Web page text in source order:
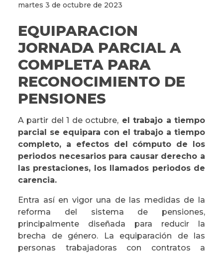
martes 3 de octubre de 2023
EQUIPARACION
JORNADA PARCIAL A
COMPLETA PARA
RECONOCIMIENTO DE
PENSIONES
A partir del 1 de octubre, el trabajo a tiempo
parcial se equipara con el trabajo a tiempo
completo, a efectos del cómputo de los
periodos necesarios para causar derecho a
las prestaciones, los llamados periodos de
carencia.
Entra así en vigor una de las medidas de la
reforma del sistema de pensiones,
principalmente diseñada para reducir la
brecha de género. La equiparación de las
personas trabajadoras con contratos a